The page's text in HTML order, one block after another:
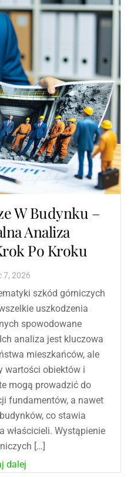
W Budynku –
Analiza
Po Kroku
7, 2026
szkód górniczych
uszkodzenia
spowodowane
analiza jest kluczowa
mieszkańców, ale
wartości obiektów i
mogą prowadzić do
fundamentów, a nawet
co stawia
właścicieli. Wystąpienie
[…]
dalej